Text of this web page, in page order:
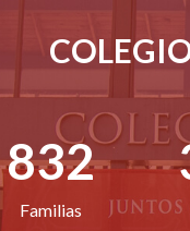
832
Familias